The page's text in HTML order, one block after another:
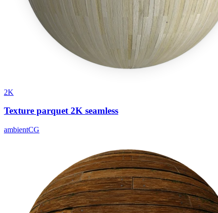
2K
Texture parquet 2K seamless
ambientCG